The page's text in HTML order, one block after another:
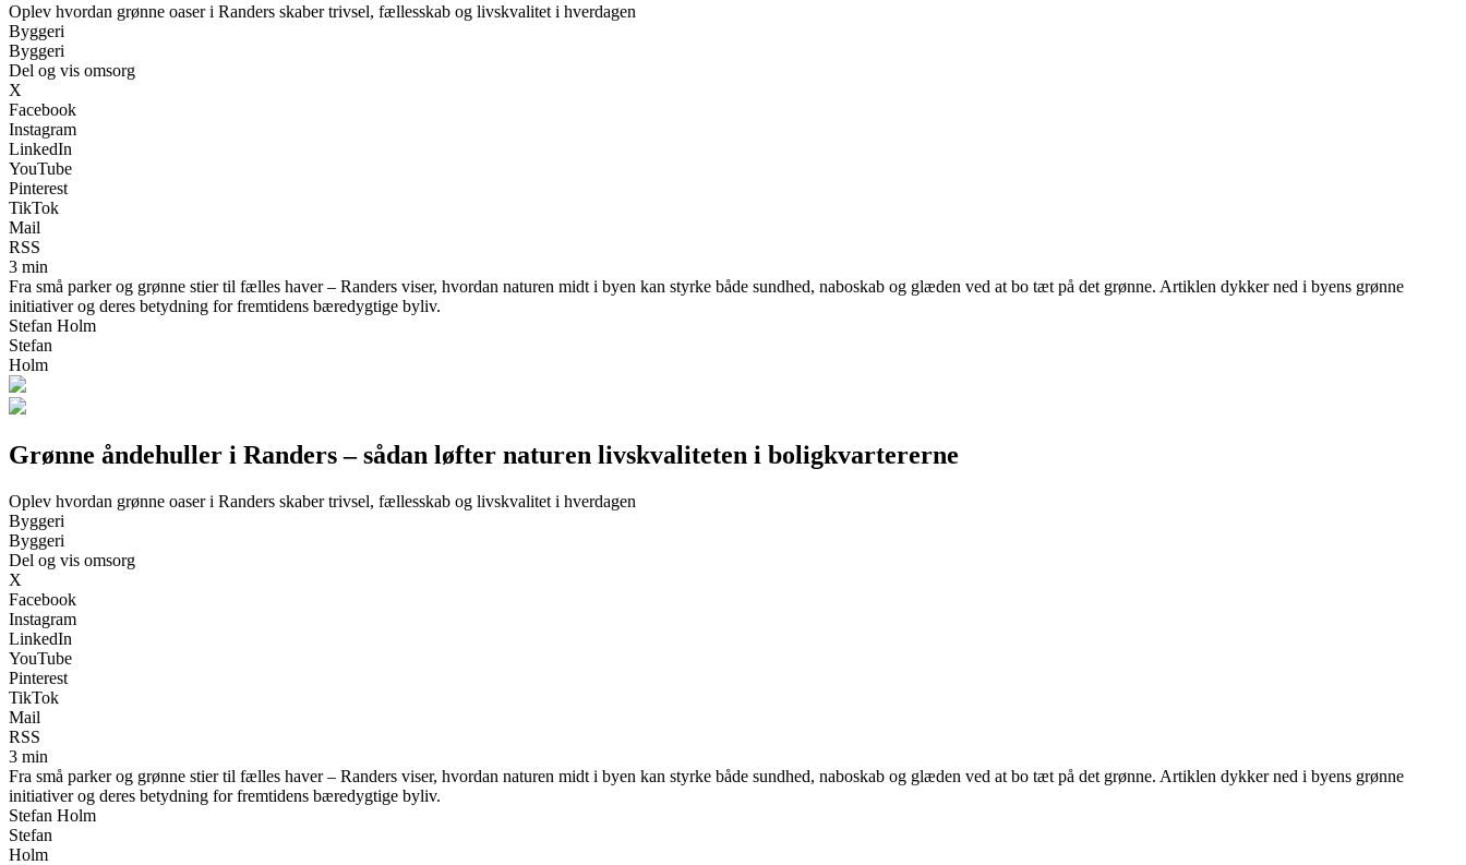
Oplev hvordan grønne oaser i Randers skaber trivsel, fællesskab og livskvalitet i hverdagen
Byggeri
Byggeri
Del og vis omsorg
X
Facebook
Instagram
LinkedIn
YouTube
Pinterest
TikTok
Mail
RSS
3 min
Fra små parker og grønne stier til fælles haver – Randers viser, hvordan naturen midt i byen kan styrke både sundhed, naboskab og glæden ved at bo tæt på det grønne. Artiklen dykker ned i byens grønne
initiativer og deres betydning for fremtidens bæredygtige byliv.
Stefan Holm
Stefan
Holm
Grønne åndehuller i Randers – sådan løfter naturen livskvaliteten i boligkvartererne
Oplev hvordan grønne oaser i Randers skaber trivsel, fællesskab og livskvalitet i hverdagen
Byggeri
Byggeri
Del og vis omsorg
X
Facebook
Instagram
LinkedIn
YouTube
Pinterest
TikTok
Mail
RSS
3 min
Fra små parker og grønne stier til fælles haver – Randers viser, hvordan naturen midt i byen kan styrke både sundhed, naboskab og glæden ved at bo tæt på det grønne. Artiklen dykker ned i byens grønne
initiativer og deres betydning for fremtidens bæredygtige byliv.
Stefan Holm
Stefan
Holm